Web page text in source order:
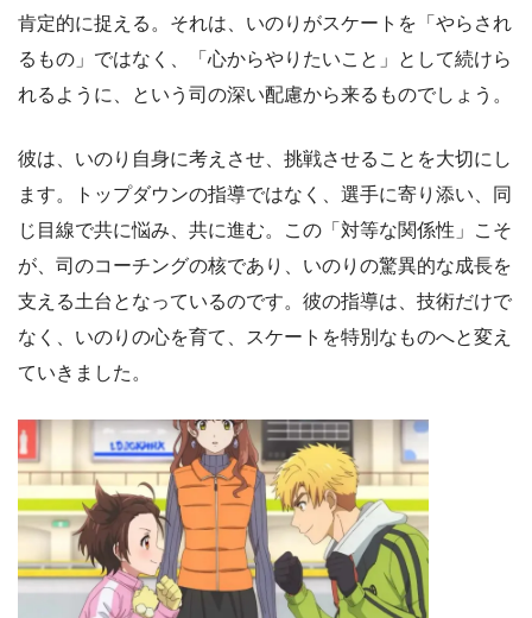
肯定的に捉える。それは、いのりがスケートを「やらされ
るもの」ではなく、「心からやりたいこと」として続けら
れるように、という司の深い配慮から来るものでしょう。
彼は、いのり自身に考えさせ、挑戦させることを大切にし
ます。トップダウンの指導ではなく、選手に寄り添い、同
じ目線で共に悩み、共に進む。この「対等な関係性」こそ
が、司のコーチングの核であり、いのりの驚異的な成長を
支える土台となっているのです。彼の指導は、技術だけで
なく、いのりの心を育て、スケートを特別なものへと変え
ていきました。